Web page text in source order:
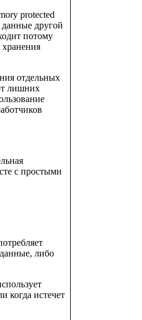
protected
другой
потому
отдельных
лишних
с простыми
либо
когда истечет